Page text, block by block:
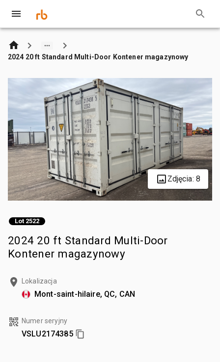
2024 20 ft Standard Multi-Door Kontener magazynowy
Zdjęcia: 8
Lot 2522
2024 20 ft Standard Multi-Door
Kontener magazynowy
Lokalizacja
Mont-saint-hilaire, QC, CAN
Numer seryjny
VSLU2174385